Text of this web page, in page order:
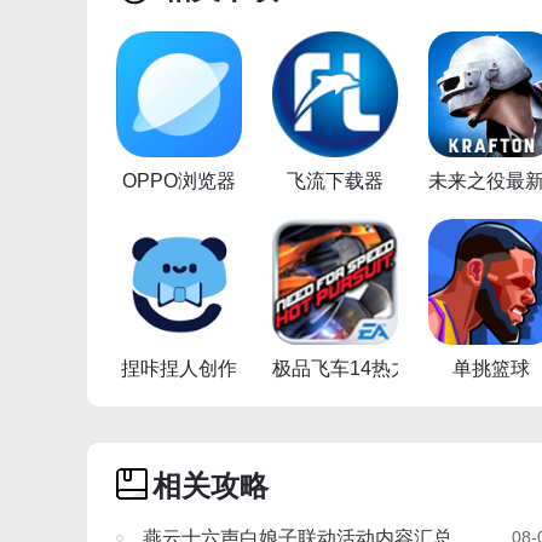
OPPO浏览器 飞流下载器 未来之役最
捏咔捏人创作 极品飞车14热力追踪重制版
单挑篮球
相关攻略
燕云十六声白娘子联动活动内容汇总 08-